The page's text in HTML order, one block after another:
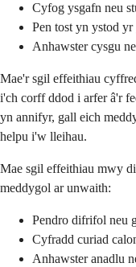
Cyfog ysgafn neu
Pen tost yn ystod
Anhawster cysgu
Mae'r sgil effeithiau
i'ch corff ddod i arfer â'r
yn annifyr, gall eich
helpu i'w lleihau.
Mae sgil effeithiau mwy
meddygol ar unwaith:
Pendro difrifol neu
Cyfradd curiad
Anhawster anadlu